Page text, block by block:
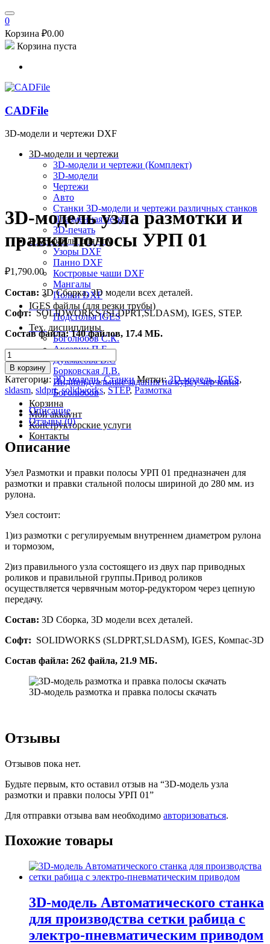
0
Корзина ₽0.00
Корзина пуста
CADFile
3D-модели и чертежи DXF
3D-модели и чертежи
3D-модели и чертежи (Комплект)
3D-модели
Чертежи
Авто
Станки 3D-модели и чертежи различных станков
Плазменная резка
3D-печать
DXF файлы для чпу
Узоры DXF
Панно DXF
Костровые чаши DXF
Мангалы
Полки DXF
IGES файлы (для резки трубы)
Подстолья IGES
Тех. дисциплины
Боголюбов С.К.
Аксарин П.Е
Дукмасова В.С
Борковская Л.В.
Индивидуальные задания по курсу черчения
Боголюбов
Корзина
Мой аккаунт
Конструкторские услуги
Контакты
3D-модель узла размотки и
правки полосы УРП 01
₽1,790.00
Состав: 3D Сборка, 3D модели всех деталей.
Софт:SOLIDWORKS (SLDPRT,SLDASM), IGES, STEP.
Состав файла: 140 файлов, 17.4 МБ.
Количество
товара
3D-
модель
узла
размотки
правки
полосы
УРП
В корзину
Категории:3D-модели,Станки Метки:3D-модель,IGES,
sldasm, sldprt,solidworks, STEP, Размотка
Описание
Отзывы (0)
Описание
Узел Размотки и правки полосы УРП 01 предназначен для
размотки и правки стальной полосы шириной до 280 мм. из
рулона.
Узел состоит:
1)из размотки с регулируемым внутреннем диаметром рулона
и тормозом,
2)из правильного узла состоящего из двух пар приводных
роликов и правильной группы.Привод роликов
осуществляется червячным мотор-редуктором через цепную
передачу.
Состав: 3D Сборка, 3D модели всех деталей.
Софт: SOLIDWORKS (SLDPRT,SLDASM), IGES, Компас-3D
Состав файла: 262 файла, 21.9 МБ.
3D-модель размотка и правка полосы скачать
Отзывы
Отзывов пока нет.
Будьте первым, кто оставил отзыв на “3D-модель узла
размотки и правки полосы УРП 01”
Для отправки отзыва вам необходимо авторизоваться.
Похожие товары
3D-модель Автоматического станка
для производства сетки рабица с
электро-пневматическим приводом